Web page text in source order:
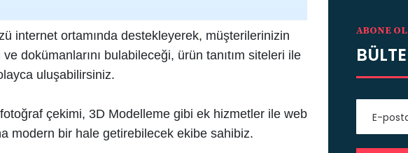
internet ortamında destekleyerek, müşterilerinizin
dokümanlarını bulabileceği, ürün tanıtım siteleri ile
uluşabilirsiniz.
çekimi, 3D Modelleme gibi ek hizmetler ile web
modern bir hale getirebilecek ekibe sahibiz.
ABONE OL